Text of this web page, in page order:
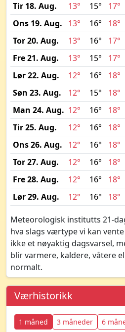
Tir 18. Aug. 13° 15° 17°
Ons 19. Aug.
13° 16° 18°
Tor 20. Aug.
13° 16° 17°
Fre 21. Aug.
13° 15° 17°
Lør 22. Aug.
12° 16° 18°
Søn 23. Aug.
12° 15° 18°
Man 24. Aug. 12° 16° 18°
Tir 25. Aug.
12° 16° 18°
Ons 26. Aug.
12° 16° 18°
Tor 27. Aug.
12° 16° 18°
Fre 28. Aug.
12° 16° 18°
Lør 29. Aug.
12° 16° 18°
Meteorologisk institutts 21-
hva slags værtype vi kan
ikke et nøyaktig dagsvarsel,
blir varmere, kaldere, våtere
normalt.
Værhistorikk
1 måned 3 måneder 6